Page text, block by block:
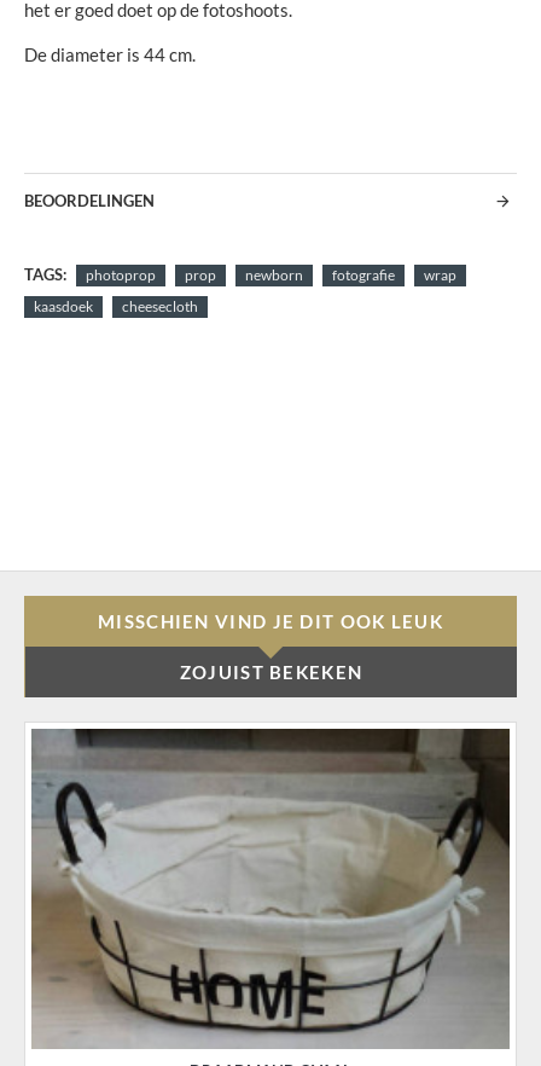
het er goed doet op de fotoshoots.
De diameter is 44 cm.
BEOORDELINGEN
TAGS: photoprop prop newborn fotografie
wrap
kaasdoek
cheesecloth
MISSCHIEN VIND JE DIT OOK LEUK
ZOJUIST BEKEKEN